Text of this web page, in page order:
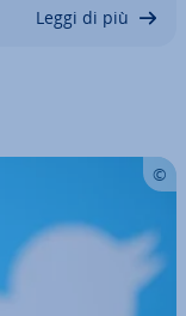
Leggi di più